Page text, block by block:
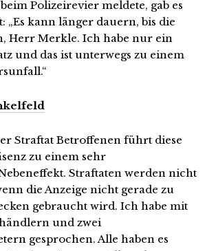
Polizeirevier meldete, gab es
„Es kann länger dauern, bis die
Herr Merkle. Ich habe nur ein
und das ist unterwegs zu einem
Straftat Betroffenen führt diese
zu einem sehr
Straftaten werden nicht
die Anzeige nicht gerade zu
gebraucht wird. Ich habe mit
und zwei
gesprochen. Alle haben es